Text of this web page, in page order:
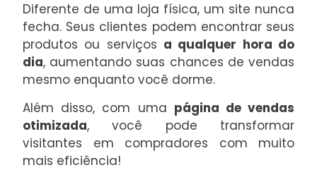
Diferente de uma loja física, um site nunca
fecha. Seus clientes podem encontrar seus
produtos ou serviços a qualquer hora do
dia, aumentando suas chances de vendas
mesmo enquanto você dorme.
Além disso, com uma página de vendas
otimizada, você pode transformar
visitantes em compradores com muito
mais eficiência!